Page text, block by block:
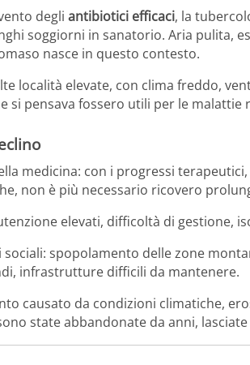
degli antibiotici efficaci, la
soggiorni in sanatorio. Aria pulita,
nasce in questo contesto.
località elevate, con clima freddo,
si pensava fossero utili per le malattie
medicina: con i progressi
non è più necessario ricovero
elevati, difficoltà di gestione,
sociali: spopolamento delle zone
infrastrutture difficili da mantenere.
causato da condizioni climatiche,
state abbandonate da anni, lasciate